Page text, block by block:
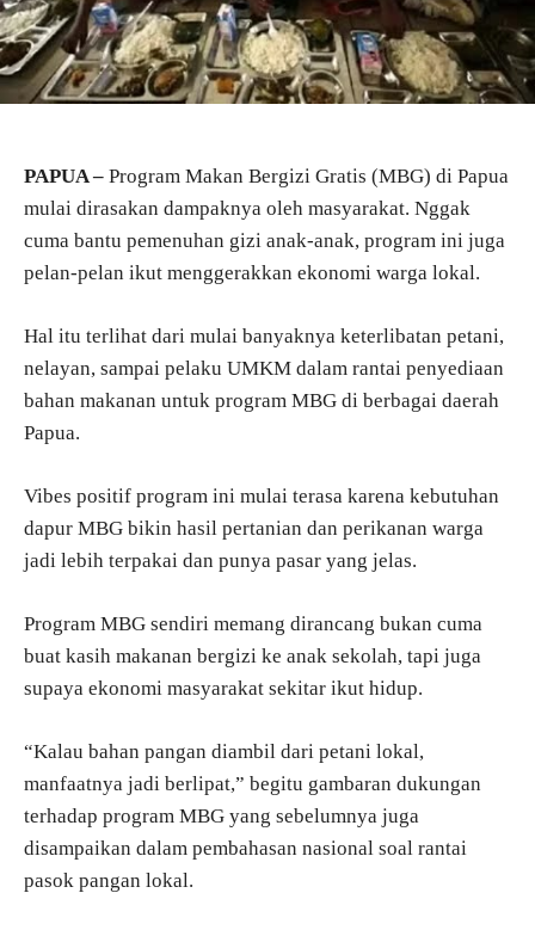
PAPUA – Program Makan Bergizi Gratis (MBG) di Papua
mulai dirasakan dampaknya oleh masyarakat. Nggak
cuma bantu pemenuhan gizi anak-anak, program ini juga
pelan-pelan ikut menggerakkan ekonomi warga lokal.
Hal itu terlihat dari mulai banyaknya keterlibatan petani,
nelayan, sampai pelaku UMKM dalam rantai penyediaan
bahan makanan untuk program MBG di berbagai daerah
Papua.
Vibes positif program ini mulai terasa karena kebutuhan
dapur MBG bikin hasil pertanian dan perikanan warga
jadi lebih terpakai dan punya pasar yang jelas.
Program MBG sendiri memang dirancang bukan cuma
buat kasih makanan bergizi ke anak sekolah, tapi juga
supaya ekonomi masyarakat sekitar ikut hidup.
“Kalau bahan pangan diambil dari petani lokal,
manfaatnya jadi berlipat,” begitu gambaran dukungan
terhadap program MBG yang sebelumnya juga
disampaikan dalam pembahasan nasional soal rantai
pasok pangan lokal.